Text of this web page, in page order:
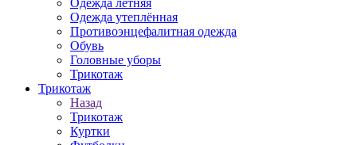
Одежда летняя
Одежда утеплённая
Противоэнцефалитная одежда
Обувь
Головные уборы
Трикотаж
Трикотаж
Назад
Трикотаж
Куртки